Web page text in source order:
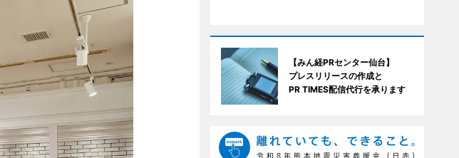
【みん経PRセンター仙台】
プレスリリースの作成と
PR TIMES配信代行を承ります